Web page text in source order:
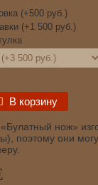
(+500 руб. )
(+1 500 руб. )
В корзину
нож»
поэтому они